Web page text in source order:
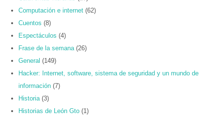
Computación e internet (62)
Cuentos (8)
Espectáculos (4)
Frase de la semana (26)
General (149)
Hacker: Internet, software, sistema de seguridad y un mundo de
información (7)
Historia (3)
Historias de León Gto (1)